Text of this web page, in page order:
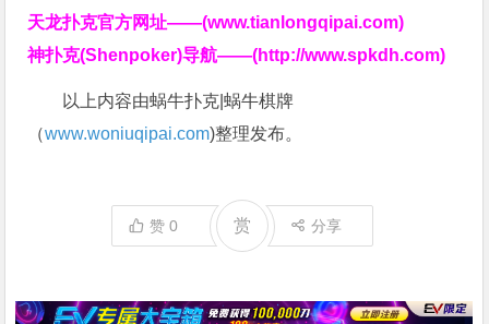
天龙扑克官方网址——(www.tianlongqipai.com)
神扑克(Shenpoker)导航——(http://www.spkdh.com)
以上内容由蜗牛扑克|蜗牛棋牌
（www.woniuqipai.com)整理发布。
赞0 赏 分享